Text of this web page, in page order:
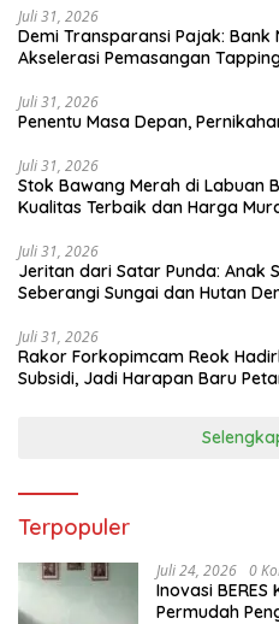
Juli 31, 2026
​Demi Transparansi Pajak:
Akselerasi Pemasangan
Juli 31, 2026
Penentu Masa Depan,
Juli 31, 2026
Stok Bawang Merah di Labuan
Kualitas Terbaik dan Harga
Juli 31, 2026
Jeritan dari Satar Punda: Anak
Seberangi Sungai dan Hutan
Juli 31, 2026
Rakor Forkopimcam Reok
Subsidi, Jadi Harapan Baru
Terpopuler
Juli 24, 2026 0
Inovasi BERES
Permudah